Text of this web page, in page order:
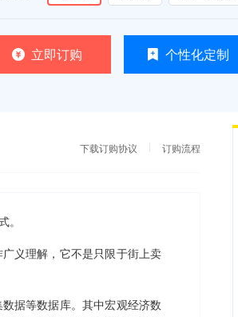
立即订购 个性化定制
下载订购协议 订购流程
。
义理解，它不是只限于街上卖
据等数据库。其中宏观经济数